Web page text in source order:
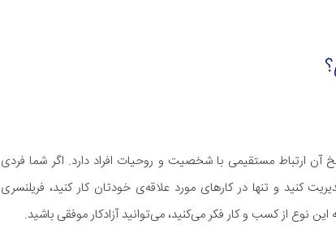
ارتباط مستقیمی با شخصیت و روحیات افراد دارد. اگر شما فردی
کنید و تنها در کارهای مورد علاقه‌ی خودتان کار کنید، فریلنسری
نوع از کسب و کار فکر می‌کنید، می‌توانید آزادکار موفقی باشید.